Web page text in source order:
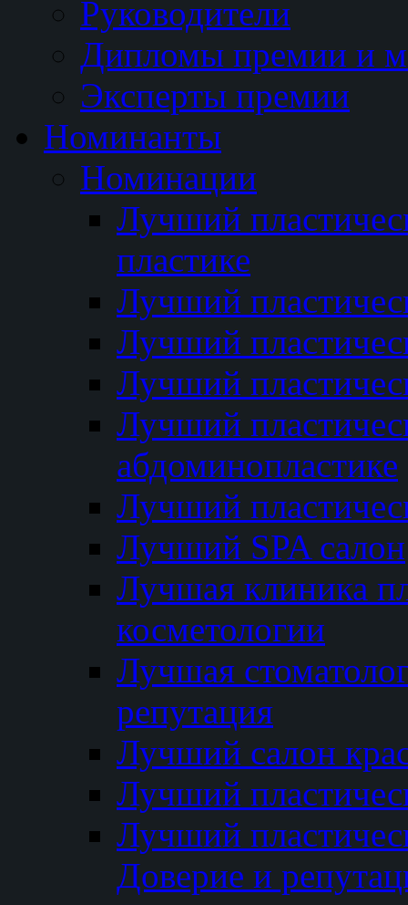
Руководители
Дипломы премии и
Эксперты премии
Номинанты
Номинации
Лучший
пластике
Лучший
Лучший
Лучший
Лучший
абдоминопластике
Лучший
Лучший SPA салон
Лучшая клиника
косметологии
Лучшая
репутация
Лучший салон
Лучший
Лучший
Доверие и